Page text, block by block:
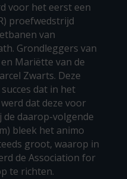
voor het eerst een
proefwedstrijd
van
Grondleggers van
Mariëtte van de
Zwarts. Deze
dat in het
dat deze voor
de daarop-volgende
bleek het animo
groot, waarop in
de Association for
te richten.